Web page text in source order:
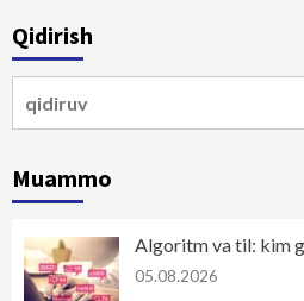
Qidirish
Muammo
Algoritm va til: kim
05.08.2026